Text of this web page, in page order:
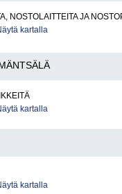
NOSTOLAITTEITA JA
kartalla
kartalla
kartalla